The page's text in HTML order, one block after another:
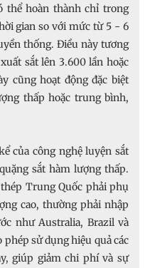
thể hoàn thành chỉ trong
gian so với mức từ 5 - 6
thống. Điều này tương
sắt lên 3.600 lần hoặc
cũng hoạt động đặc biệt
thấp hoặc trung bình,
của công nghệ luyện sắt
sắt hàm lượng thấp.
Trung Quốc phải phụ
cao, thường phải nhập
như Australia, Brazil và
sử dụng hiệu quả các
giúp giảm chi phí và sự